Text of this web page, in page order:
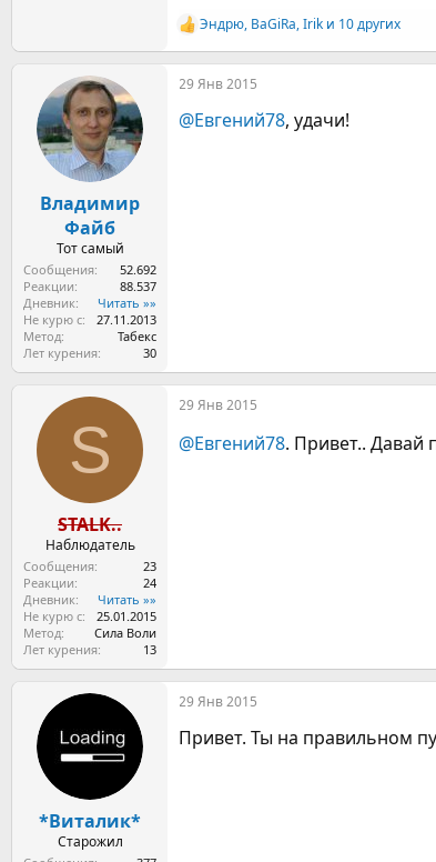
Р
е
а
к
и
Эндрю, BaGiRa,Irik и 10 других
Владимир
Файб
Тот самый
Сообщения
52.692
Реакции
88.537
Дневник
Читать »»
Не курю с
27.11.2013
Метод
Табекс
Лет курения
30
29 Янв 2015
@Евгений78, удачи!
S
STALK..
Наблюдатель
Сообщения
23
Реакции
24
Дневник
Читать »»
Не курю с
25.01.2015
Метод
Сила Воли
Лет курения
13
29 Янв 2015
@Евгений78. Привет.. Давай
*Виталик*
Старожил
29 Янв 2015
Привет. Ты на правильном